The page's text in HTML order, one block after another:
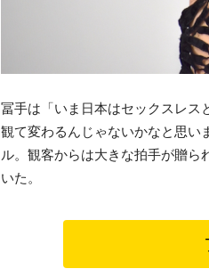
冨手は「いま日本はセックスレス
観て変わるんじゃないかなと思い
ル。観客からは大きな拍手が贈ら
いた。